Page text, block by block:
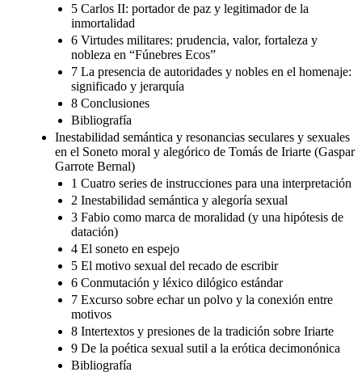
5 Carlos II: portador de paz y legitimador de la
inmortalidad
6 Virtudes militares: prudencia, valor, fortaleza y
nobleza en “Fúnebres Ecos”
7 La presencia de autoridades y nobles en el homenaje:
significado y jerarquía
8 Conclusiones
Bibliografía
Inestabilidad semántica y resonancias seculares y sexuales
en el Soneto moral y alegórico de Tomás de Iriarte (Gaspar
Garrote Bernal)
1 Cuatro series de instrucciones para una interpretación
2 Inestabilidad semántica y alegoría sexual
3 Fabio como marca de moralidad (y una hipótesis de
datación)
4 El soneto en espejo
5 El motivo sexual del recado de escribir
6 Conmutación y léxico dilógico estándar
7 Excurso sobre echar un polvo y la conexión entre
motivos
8 Intertextos y presiones de la tradición sobre Iriarte
9 De la poética sexual sutil a la erótica decimonónica
Bibliografía